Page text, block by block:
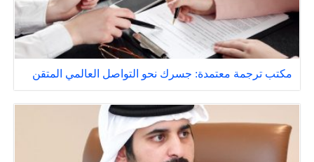
مكتب ترجمة معتمدة: جسرك نحو التواصل العالمي المتقن